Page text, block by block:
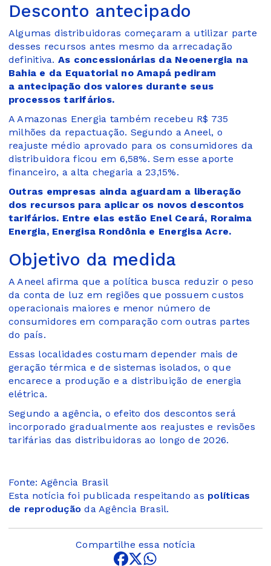
Desconto antecipado
Algumas distribuidoras começaram a utilizar parte
desses recursos antes mesmo da arrecadação
definitiva. As concessionárias da Neoenergia na
Bahia e da Equatorial no Amapá pediram
a antecipação dos valores durante seus
processos tarifários.
A Amazonas Energia também recebeu R$ 735
milhões da repactuação. Segundo a Aneel, o
reajuste médio aprovado para os consumidores da
distribuidora ficou em 6,58%. Sem esse aporte
financeiro, a alta chegaria a 23,15%.
Outras empresas ainda aguardam a liberação
dos recursos para aplicar os novos descontos
tarifários. Entre elas estão Enel Ceará, Roraima
Energia, Energisa Rondônia e Energisa Acre.
Objetivo da medida
A Aneel afirma que a política busca reduzir o peso
da conta de luz em regiões que possuem custos
operacionais maiores e menor número de
consumidores em comparação com outras partes
do país.
Essas localidades costumam depender mais de
geração térmica e de sistemas isolados, o que
encarece a produção e a distribuição de energia
elétrica.
Segundo a agência, o efeito dos descontos será
incorporado gradualmente aos reajustes e revisões
tarifárias das distribuidoras ao longo de 2026.
Fonte: Agência Brasil
Esta notícia foi publicada respeitando as políticas
de reprodução da Agência Brasil.
Compartilhe essa notícia